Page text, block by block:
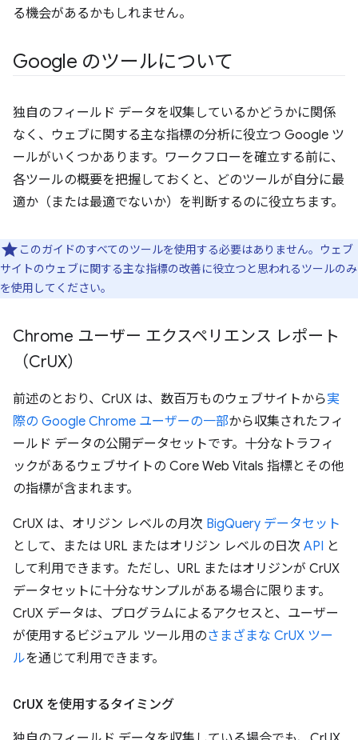
る機会があるかもしれません。
Google のツールについて
独自のフィールド データを収集しているかどうかに関係
なく、ウェブに関する主な指標の分析に役立つ Google ツ
ールがいくつかあります。ワークフローを確立する前に、
各ツールの概要を把握しておくと、どのツールが自分に最
適か（または最適でないか）を判断するのに役立ちます。
このガイドのすべてのツールを使用する必要はありません。ウェブ
サイトのウェブに関する主な指標の改善に役立つと思われるツールのみ
を使用してください。
Chrome ユーザー エクスペリエンス レポート
（CrUX）
前述のとおり、CrUX は、数百万ものウェブサイトから実
際の Google Chrome ユーザーの一部から収集されたフィ
ールド データの公開データセットです。十分なトラフィ
ックがあるウェブサイトの Core Web Vitals 指標とその他
の指標が含まれます。
CrUX は、オリジン レベルの月次 BigQuery データセット
として、または URL またはオリジン レベルの日次 API と
して利用できます。ただし、URL またはオリジンが CrUX
データセットに十分なサンプルがある場合に限ります。
CrUX データは、プログラムによるアクセスと、ユーザー
が使用するビジュアル ツール用のさまざまな CrUX ツー
ルを通じて利用できます。
CrUX を使用するタイミング